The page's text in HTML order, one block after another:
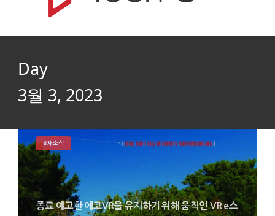
Day
3월 3, 2023
종료 예고한 에코VR을 유지하기 위해 움직인 VR e스
#새소식